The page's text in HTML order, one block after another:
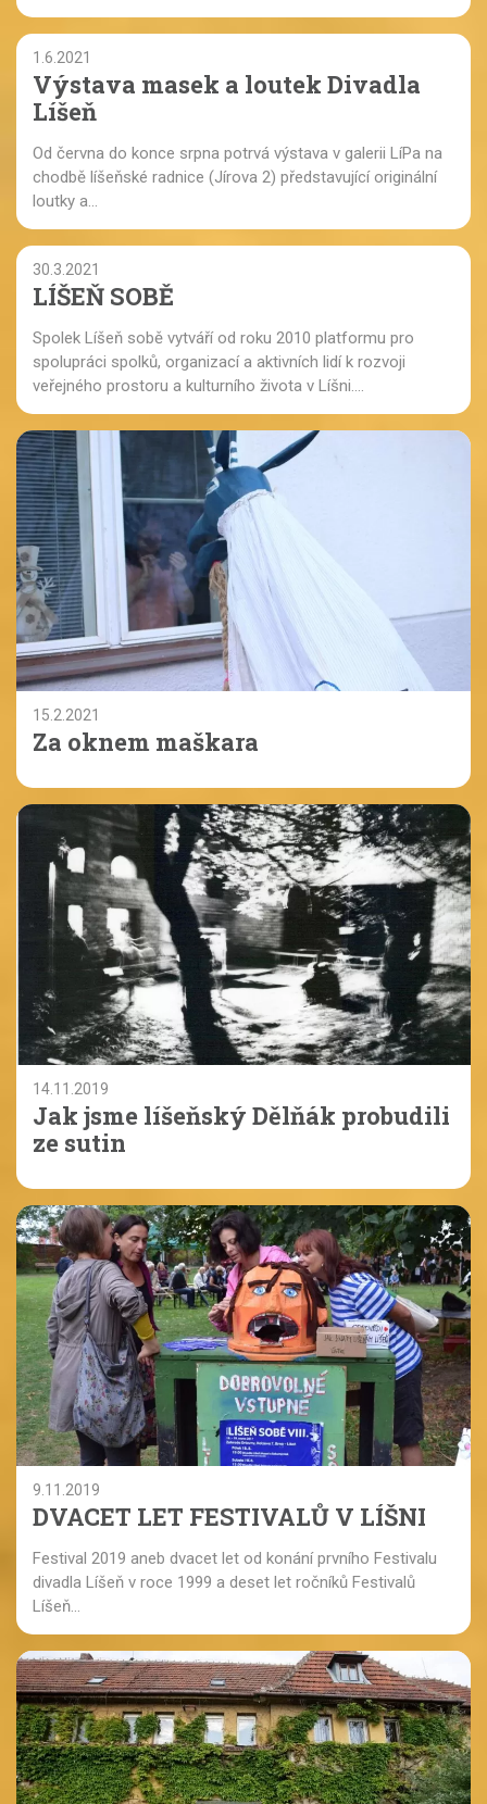
1.6.2021
Výstava masek a loutek Divadla
Líšeň
Od června do konce srpna potrvá výstava v galerii LíPa na
chodbě líšeňské radnice (Jírova 2) představující originální
loutky a...
30.3.2021
LÍŠEŇ SOBĚ
Spolek Líšeň sobě vytváří od roku 2010 platformu pro
spolupráci spolků, organizací a aktivních lidí k rozvoji
veřejného prostoru a kulturního života v Líšni....
15.2.2021
Za oknem maškara
14.11.2019
Jak jsme líšeňský Dělňák probudili
ze sutin
9.11.2019
DVACET LET FESTIVALŮ V LÍŠNI
Festival 2019 aneb dvacet let od konání prvního Festivalu
divadla Líšeň v roce 1999 a deset let ročníků Festivalů
Líšeň...